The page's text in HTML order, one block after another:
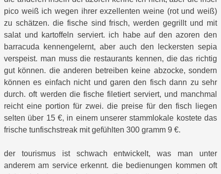
pico weiß ich wegen ihrer exzellenten weine (rot und weiß)
zu schätzen. die fische sind frisch, werden gegrillt und mit
salat und kartoffeln serviert. ich habe auf den azoren den
barracuda kennengelernt, aber auch den leckersten sepia
verspeist. man muss die restaurants kennen, die das richtig
gut können. die anderen betreiben keine abzocke, sondern
können es einfach nicht und garen den fisch dann zu sehr
durch. oft werden die fische filetiert serviert, und manchmal
reicht eine portion für zwei. die preise für den fisch liegen
selten über 15 €, in einem unserer stammlokale kostete das
frische tunfischstreak mit gefühlten 300 gramm 9 €.
der tourismus ist schwach entwickelt, was man unter
anderem am service erkennt. die bedienungen kommen oft